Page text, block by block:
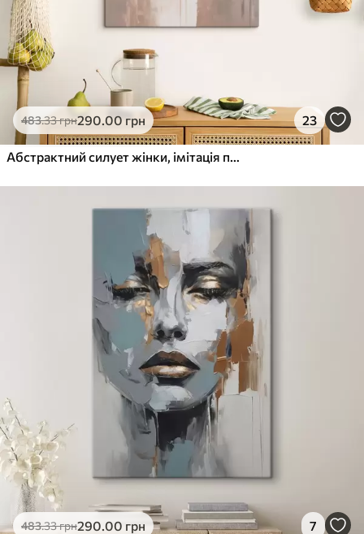
483.33грн290.00грн 23
Абстрактний силует жінки, імітація потертостей і мазків
483.33грн290.00 грн 7